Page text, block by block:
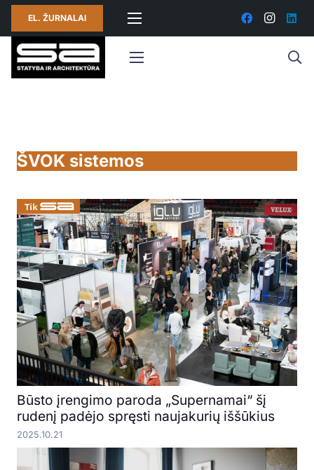
EL. ŽURNALAI
ŠVOK sistemos
Būsto įrengimo paroda „Supernamai“ šį
rudenį padėjo spręsti naujakurių iššūkius
2025.10.21